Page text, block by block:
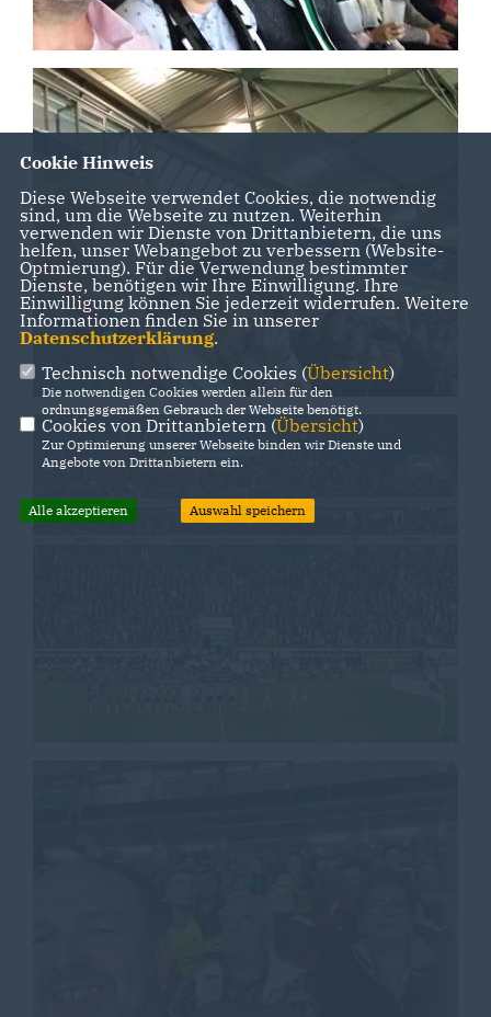
Cookie Hinweis
Diese Webseite verwendet Cookies, die notwendig
sind, um die Webseite zu nutzen. Weiterhin
verwenden wir Dienste von Drittanbietern, die uns
helfen, unser Webangebot zu verbessern (Website-
Optmierung). Für die Verwendung bestimmter
Dienste, benötigen wir Ihre Einwilligung. Ihre
Einwilligung können Sie jederzeit widerrufen. Weitere
Informationen finden Sie in unserer
Datenschutzerklärung.
Technisch notwendige Cookies (Übersicht)
Die notwendigen Cookies werden allein für den
ordnungsgemäßen Gebrauch der Webseite benötigt.
Cookies von Drittanbietern (Übersicht)
Zur Optimierung unserer Webseite binden wir Dienste und
Angebote von Drittanbietern ein.
Alle akzeptieren Auswahl speichern